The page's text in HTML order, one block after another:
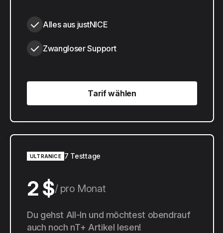
Alles aus justNICE
Zwangloser Support
Tarif wählen
Tarif wählen
ULTRANICE 7 Testtage
2 $ pro Monat
20 $ pro Jahr
Du gehst All-In und möchtest obendrauf
auch noch nT+ Artikel lesen!